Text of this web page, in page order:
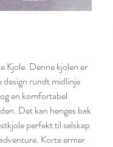
Kjole. Denne kjolen er
design rundt midlinje
en komfortabel
Det kan henges bak
perfekt til selskap
Korte ermer